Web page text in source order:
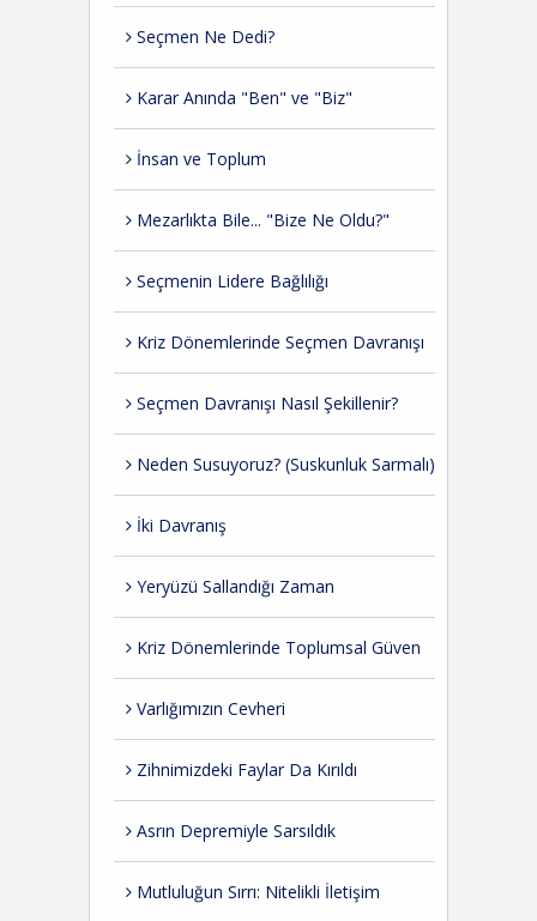
Seçmen Ne Dedi?
Karar Anında "Ben" ve "Biz"
İnsan ve Toplum
Mezarlıkta Bile... "Bize Ne Oldu?"
Seçmenin Lidere Bağlılığı
Kriz Dönemlerinde Seçmen Davranışı
Seçmen Davranışı Nasıl Şekillenir?
Neden Susuyoruz? (Suskunluk Sarmalı)
İki Davranış
Yeryüzü Sallandığı Zaman
Kriz Dönemlerinde Toplumsal Güven
Varlığımızın Cevheri
Zihnimizdeki Faylar Da Kırıldı
Asrın Depremiyle Sarsıldık
Mutluluğun Sırrı: Nitelikli İletişim